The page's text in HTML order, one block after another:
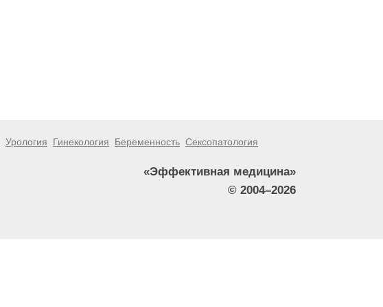
Урология Гинекология Беременность Сексопатология
«Эффективная медицина»
© 2004–2026